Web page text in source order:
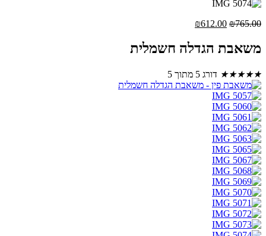
₪765.00
המחיר
היה:
₪765.00.
₪612.00
הוא:
₪612.00.
משאבת הגדלה חשמלית
★
★
★
★
★ דורג 5 מתוך 5